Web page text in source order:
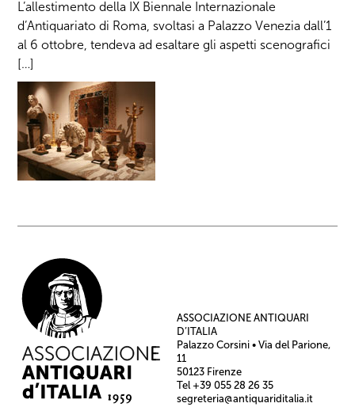
L’allestimento della IX Biennale Internazionale
d’Antiquariato di Roma, svoltasi a Palazzo Venezia dall’1
al 6 ottobre, tendeva ad esaltare gli aspetti scenografici
[…]
ASSOCIAZIONE ANTIQUARI
D’ITALIA
Palazzo Corsini • Via del Parione,
11
50123 Firenze
Tel +39 055 28 26 35
segreteria@antiquariditalia.it